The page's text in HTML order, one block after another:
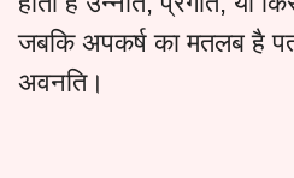
जबकि अपकर्ष का मतलब है
अवनति।